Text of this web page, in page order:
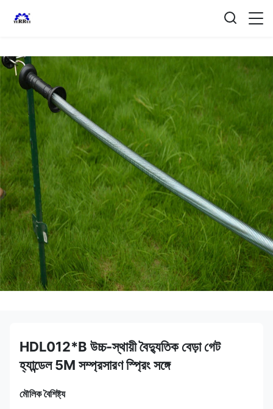
HDL012*B উচ্চ-স্থায়ী বৈদ্যুতিক বেড়া গেট
হ্যান্ডেল 5M সম্প্রসারণ স্প্রিং সঙ্গে
মৌলিক বৈশিষ্ট্য